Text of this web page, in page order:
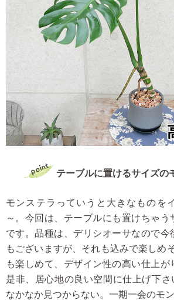
テーブルに置けるサイズの
モンステラっていうと大きなものを
～。 今回は、テーブルにも置けちゃう
です。品種は、デリシオーサなので今
もございますが、 それも込みで楽しめ
も楽しめて、デザイン性の高い仕上が
是非、居心地の良い空間に仕上げ下さ
なかなか見つからない。 一期一会のモ